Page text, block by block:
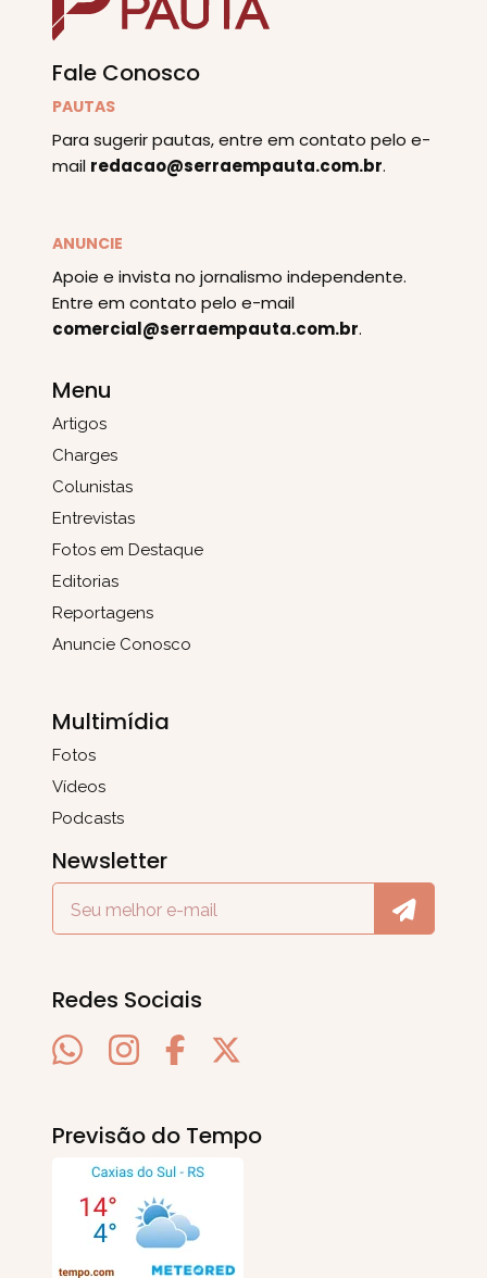
Fale Conosco
PAUTAS
Para sugerir pautas, entre em contato pelo e-
mail redacao@serraempauta.com.br.
ANUNCIE
Apoie e invista no jornalismo independente.
Entre em contato pelo e-mail
comercial@serraempauta.com.br.
Menu
Artigos
Charges
Colunistas
Entrevistas
Fotos em Destaque
Editorias
Reportagens
Anuncie Conosco
Multimídia
Fotos
Vídeos
Podcasts
Newsletter
Redes Sociais
Previsão do Tempo